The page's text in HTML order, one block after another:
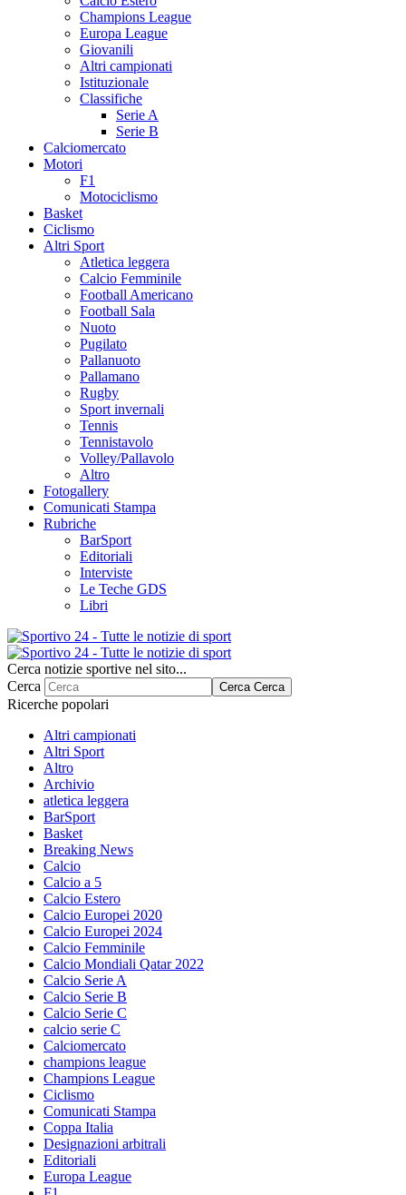
Champions League
Europa League
Giovanili
Altri campionati
Istituzionale
Classifiche
Serie A
Serie B
Calciomercato
Motori
F1
Motociclismo
Basket
Ciclismo
Altri Sport
Atletica leggera
Calcio Femminile
Football Americano
Football Sala
Nuoto
Pugilato
Pallanuoto
Pallamano
Rugby
Sport invernali
Tennis
Tennistavolo
Volley/Pallavolo
Altro
Fotogallery
Comunicati Stampa
Rubriche
BarSport
Editoriali
Interviste
Le Teche GDS
Libri
Cerca notizie sportive nel sito...
Cerca
Cerca Cerca
Ricerche popolari
Altri campionati
Altri Sport
Altro
Archivio
atletica leggera
BarSport
Basket
Breaking News
Calcio
Calcio a 5
Calcio Estero
Calcio Europei 2020
Calcio Europei 2024
Calcio Femminile
Calcio Mondiali Qatar 2022
Calcio Serie A
Calcio Serie B
Calcio Serie C
calcio serie C
Calciomercato
champions league
Champions League
Ciclismo
Comunicati Stampa
Coppa Italia
Designazioni arbitrali
Editoriali
Europa League